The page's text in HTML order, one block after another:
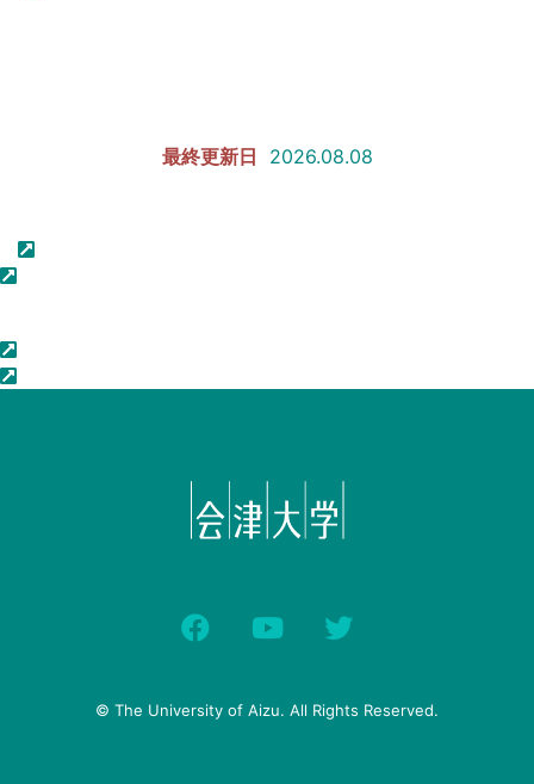
最終更新日 2026.08.08
© The University of Aizu. All Rights Reserved.